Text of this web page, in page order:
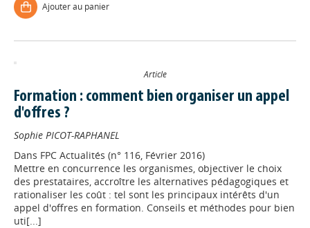
Ajouter au panier
Article
Formation : comment bien organiser un appel
d'offres ?
Sophie PICOT-RAPHANEL
Dans FPC Actualités (n° 116, Février 2016)
Mettre en concurrence les organismes, objectiver le choix
des prestataires, accroître les alternatives pédagogiques et
rationaliser les coût : tel sont les principaux intérêts d'un
appel d'offres en formation. Conseils et méthodes pour bien
uti[...]